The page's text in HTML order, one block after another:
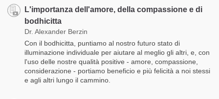
L'importanza dell'amore, della compassione e di
bodhicitta
Dr. Alexander Berzin
Con il bodhicitta, puntiamo al nostro futuro stato di
illuminazione individuale per aiutare al meglio gli altri, e, con
l'uso delle nostre qualità positive - amore, compassione,
considerazione - portiamo beneficio e più felicità a noi stessi
e agli altri lungo il cammino.